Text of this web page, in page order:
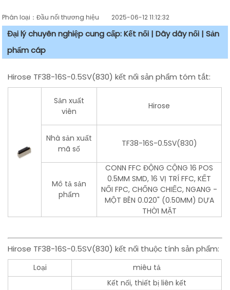
Phân loại：Đầu nối thương hiệu 2025-06-12 11:12:32
Đại lý chuyên nghiệp cung cấp: Kết nối | Dây dây nối | Sản
phẩm cáp
Hirose TF38-16S-0.5SV(830) kết nối sản phẩm tóm tắt:
Sản xuất
viên
Hirose
Nhà sản xuất
mã số
TF38-16S-0.5SV(830)
Mô tả sản
phẩm
CONN FFC ĐỘNG CỘNG 16 POS
0.5MM SMD, 16 VỊ TRÍ FFC, KẾT
NỐI FPC, CHỐNG CHIẾC, NGANG -
MỘT BÊN 0.020" (0.50MM) DỰA
THỜI MẶT
Hirose TF38-16S-0.5SV(830) kết nối thuộc tính sản phẩm:
Loại miêu tả
Kết nối, thiết bị liên kết